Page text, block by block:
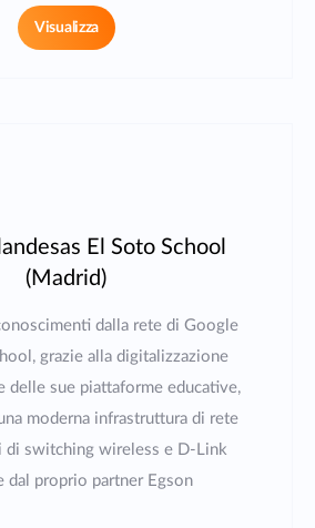
Visualizza
El Soto School
(Madrid)
dalla rete di Google
grazie alla digitalizzazione
delle sue piattaforme educative,
moderna infrastruttura di rete
di switching wireless e D-Link
dal proprio partner Egson